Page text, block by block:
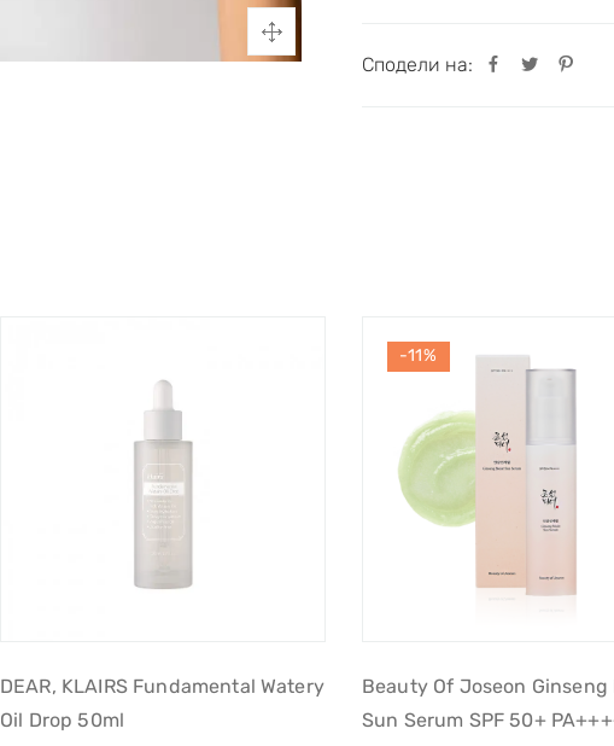
Сподели на:
DEAR, KLAIRS Fundamental Watery
Oil Drop 50ml
-11%
Beauty Of Joseon Ginseng
Sun Serum SPF 50+